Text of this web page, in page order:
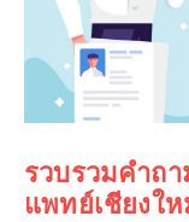
รวบรวมคำถ
แพทย์เชียงให